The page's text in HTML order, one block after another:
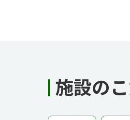
施設の